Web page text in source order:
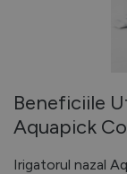
Beneficiile
Aquapick
Irigatorul nazal